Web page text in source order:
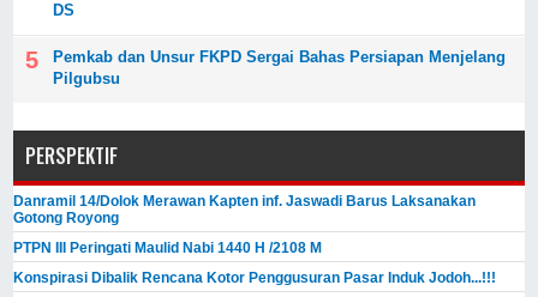
DS
Pemkab dan Unsur FKPD Sergai Bahas Persiapan Menjelang
Pilgubsu
PERSPEKTIF
Danramil 14/Dolok Merawan Kapten inf. Jaswadi Barus Laksanakan
Gotong Royong
PTPN III Peringati Maulid Nabi 1440 H /2108 M
Konspirasi Dibalik Rencana Kotor Penggusuran Pasar Induk Jodoh...!!!